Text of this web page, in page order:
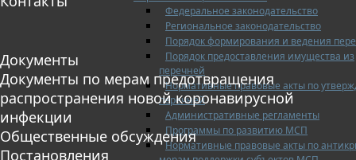
Федеральное законодательство
Региональное законодательство
Порядок формирования и ведения
Порядок предоставления имущества из
перечней
Нормативные правовые акты по
перечней
Административные регламенты
Программы по развитию МСП
Нормативные правовые акты по
Документы
Документы по мерам предотвращения
распространения новой коронавирусной
инфекции
Общественные обсуждения
Постановления